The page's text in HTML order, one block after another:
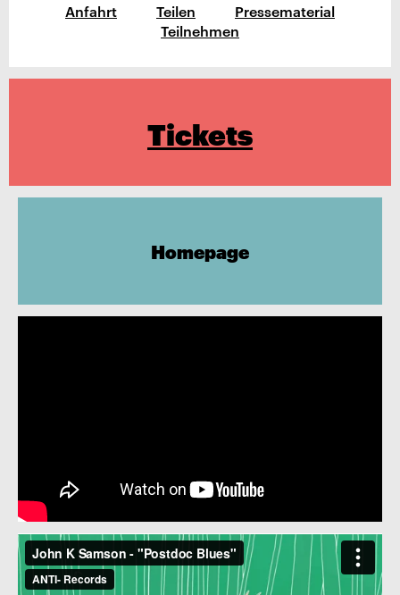
Anfahrt Teilen
Pressematerial
Teilnehmen
Tickets
Homepage